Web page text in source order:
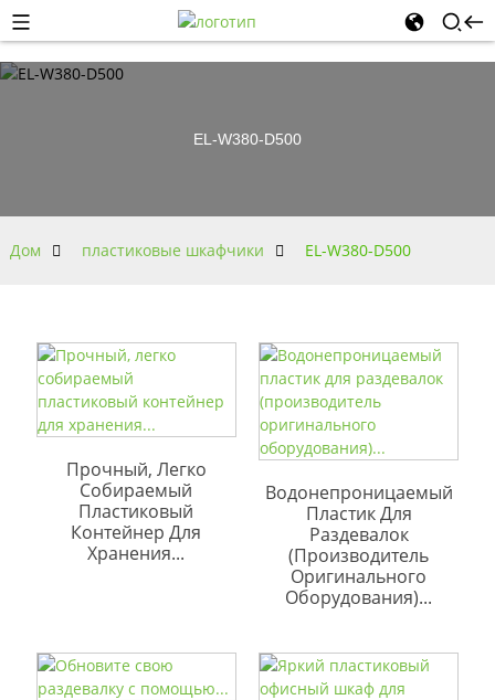
EL-W380-D500
Дом пластиковые шкафчики EL-W380-D500
Прочный, Легко
Собираемый
Пластиковый
Контейнер Для
Хранения...
Водонепроницаемый
Пластик Для
Раздевалок
(производитель
Оригинального
Оборудования)...